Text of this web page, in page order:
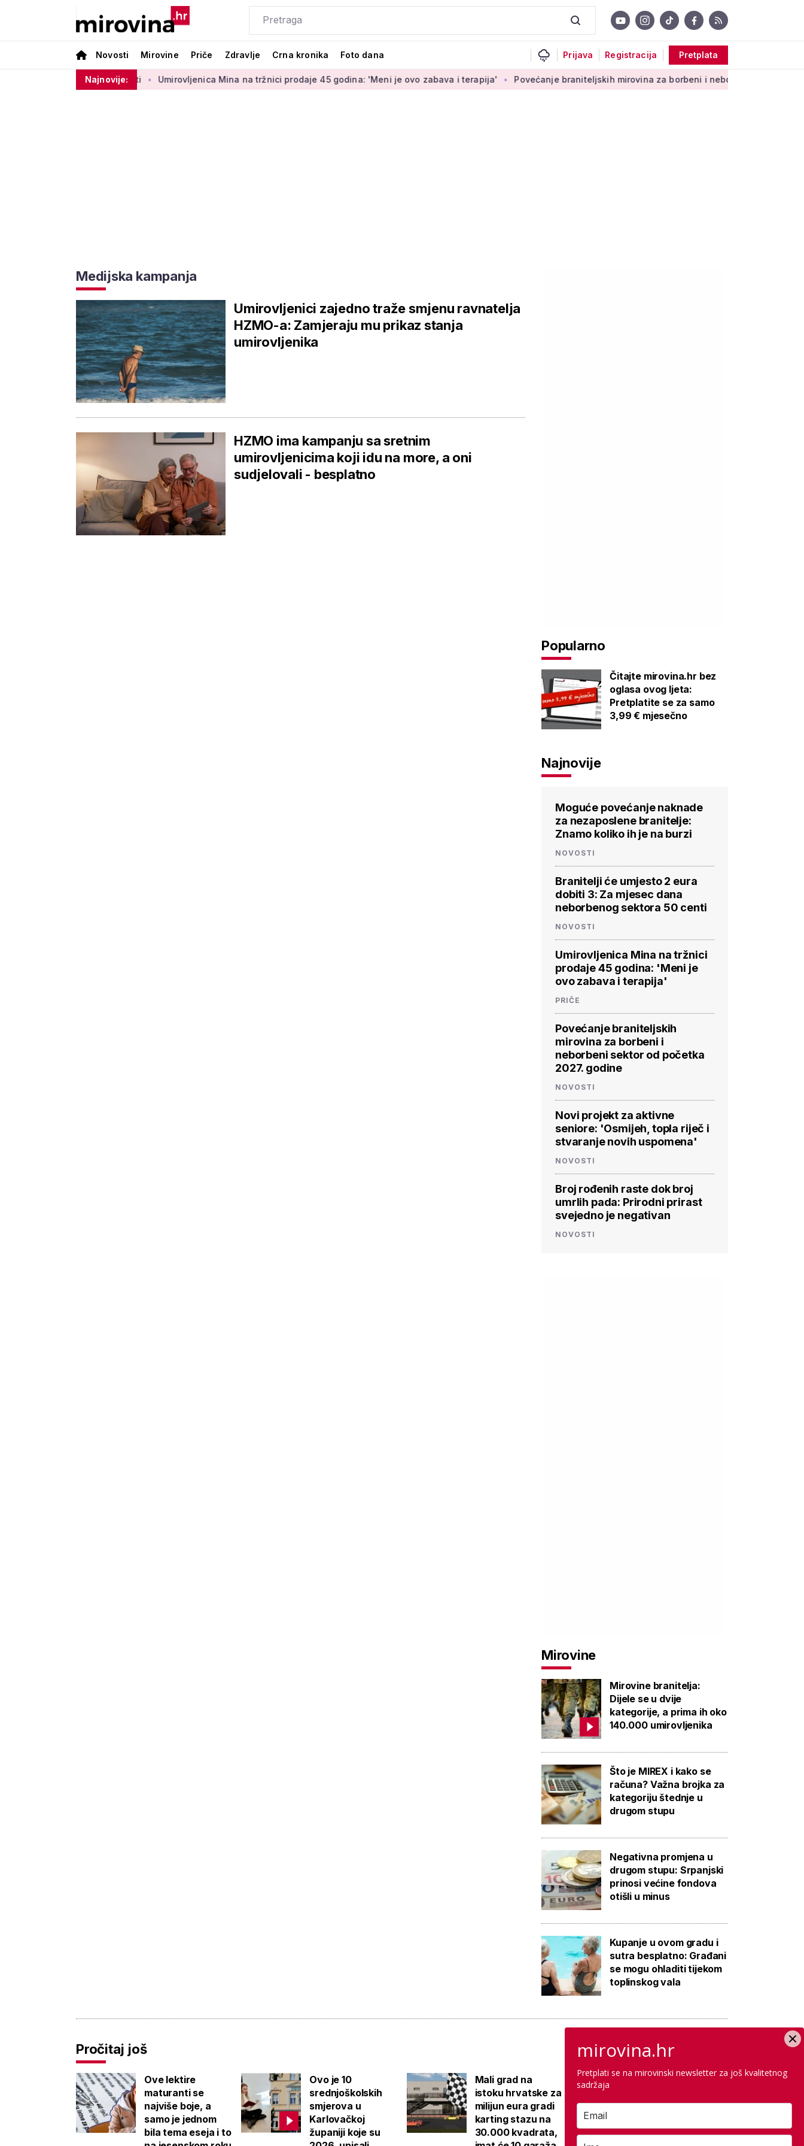
Novosti Mirovine Priče Zdravlje Crna kronika Foto dana Prijava Registracija Pretplata
Najnovije:
sektora 50 centi Umirovljenica Mina na tržnici prodaje 45 godina: 'Meni je ovo zabava i terapija' Povećanje braniteljskih mirovina za borbeni i neborbeni sektor od početka
Medijska kampanja
Umirovljenici zajedno traže smjenu ravnatelja
HZMO-a: Zamjeraju mu prikaz stanja
umirovljenika
HZMO ima kampanju sa sretnim
umirovljenicima koji idu na more, a oni
sudjelovali - besplatno
Popularno
Čitajte mirovina.hr bez
oglasa ovog ljeta:
Pretplatite se za samo
3,99 € mjesečno
Najnovije
Moguće povećanje naknade
za nezaposlene branitelje:
Znamo koliko ih je na burzi
NOVOSTI
Branitelji će umjesto 2 eura
dobiti 3: Za mjesec dana
neborbenog sektora 50 centi
NOVOSTI
Umirovljenica Mina na tržnici
prodaje 45 godina: 'Meni je
ovo zabava i terapija'
PRIČE
Povećanje braniteljskih
mirovina za borbeni i
neborbeni sektor od početka
2027. godine
NOVOSTI
Novi projekt za aktivne
seniore: 'Osmijeh, topla riječ i
stvaranje novih uspomena'
NOVOSTI
Broj rođenih raste dok broj
umrlih pada: Prirodni prirast
svejedno je negativan
NOVOSTI
Mirovine
Mirovine branitelja:
Dijele se u dvije
kategorije, a prima ih oko
140.000 umirovljenika
Što je MIREX i kako se
računa? Važna brojka za
kategoriju štednje u
drugom stupu
Negativna promjena u
drugom stupu: Srpanjski
prinosi većine fondova
otišli u minus
Kupanje u ovom gradu i
sutra besplatno: Građani
se mogu ohladiti tijekom
toplinskog vala
Pročitaj još
Ove lektire
maturanti se
najviše boje, a
samo je jednom
bila tema eseja i to
Ovo je 10
srednjoškolskih
smjerova u
Karlovačkoj
županiji koje su
Mali grad na
istoku hrvatske za
milijun eura gradi
karting stazu na
30.000 kvadrata,
Galerija: Sanacija
bazena iz 1972.,
antikorozivna
mirovina.hr
Pretplati se na mirovinski newsletter za još kvalitetnog
sadržaja